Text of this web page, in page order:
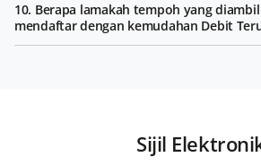
10. Berapa lamakah tempoh yang
mendaftar dengan kemudahan Debit
Sijil